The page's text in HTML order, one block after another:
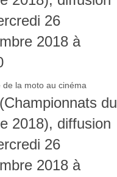
26
2018 à
du
2018), diffusion
26
2018 à